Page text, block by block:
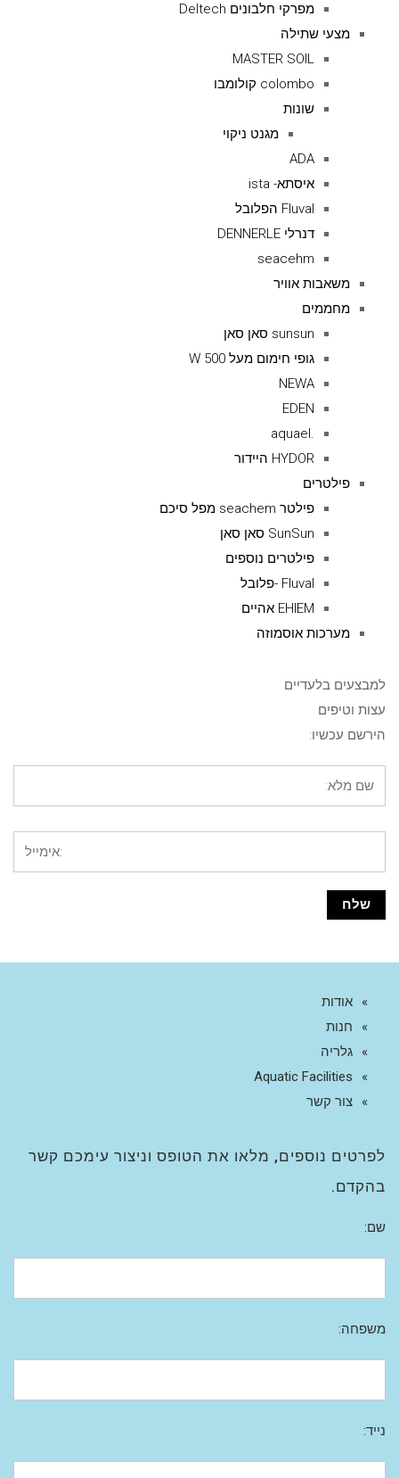
מפרקי חלבונים Deltech
מצעי שתילה
MASTER SOIL
colombo קולומבו
שונות
מגנט ניקוי
ADA
איסתא- ista
Fluval הפלובל
דנרלי DENNERLE
seacehm
משאבות אוויר
מחממים
sunsun סאן סאן
גופי חימום מעל 500 W
NEWA
EDEN
.aquael
HYDOR היידור
פילטרים
פילטר seachem מפל סיכם
SunSun סאן סאן
פילטרים נוספים
Fluval -פלובל
EHIEM אהיים
מערכות אוסמוזה
למבצעים בלעדיים
עצות וטיפים
הירשם עכשיו:
אודות
חנות
גלריה
Aquatic Facilities
צור קשר
לפרטים נוספים, מלאו את הטופס וניצור עימכם קשר
בהקדם.
שם:
משפחה:
נייד: